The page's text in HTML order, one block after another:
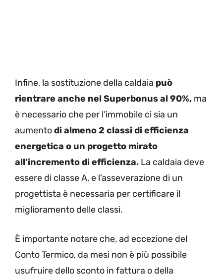
Infine, la sostituzione della caldaia può
rientrare anche nel Superbonus al 90%, ma
è necessario che per l’immobile ci sia un
aumentodi almeno 2 classi di efficienza
energetica o un progetto mirato
all’incremento di efficienza. La caldaia deve
essere di classe A, e l’asseverazione di un
progettista è necessaria per certificare il
miglioramento delle classi.
È importante notare che, ad eccezione del
Conto Termico, da mesi non è più possibile
usufruire dello sconto in fattura o della